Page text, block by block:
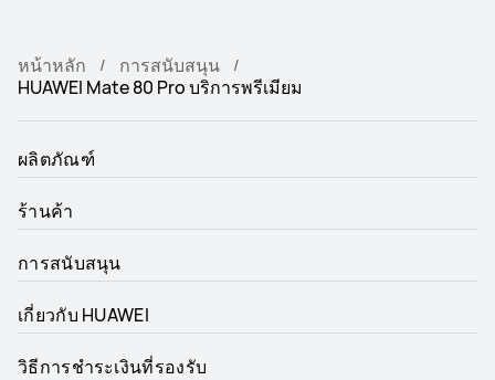
หน้าหลัก
การสนับสนุน
HUAWEI Mate 80 Pro บริการพรีเมียม
ผลิตภัณฑ์
ร้านค้า
การสนับสนุน
เกี่ยวกับ HUAWEI
วิธีการชำระเงินที่รองรับ